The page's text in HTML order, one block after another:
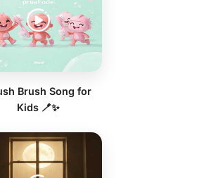
Brush Song for
Kids 🪥✨